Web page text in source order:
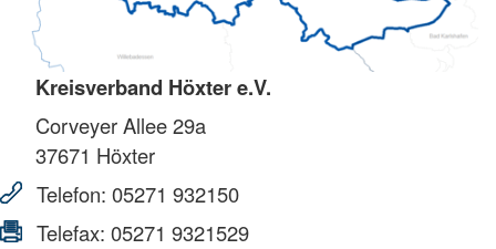
Kreisverband Höxter e.V.
Corveyer Allee 29a
37671 Höxter
Telefon: 05271 932150
Telefax: 05271 9321529